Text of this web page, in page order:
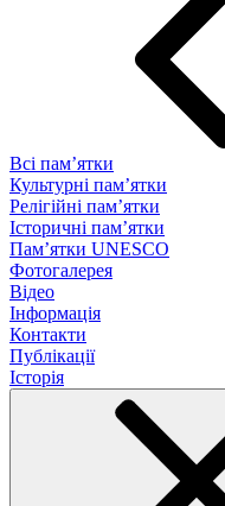
Всі пам’ятки
Культурні пам’ятки
Релігійні пам’ятки
Історичні пам’ятки
Пам’ятки UNESCO
Фотогалерея
Відео
Інформація
Контакти
Публікації
Історія